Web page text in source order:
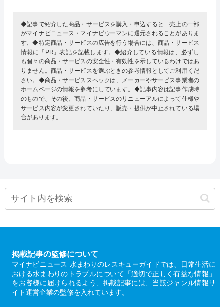
◆記事で紹介した商品・サービスを購入・申込すると、売上の一部
がマイナビニュース・マイナビウーマンに還元されることがありま
す。◆特定商品・サービスの広告を行う場合には、商品・サービス
情報に「PR」表記を記載します。◆紹介している情報は、必ずし
も個々の商品・サービスの安全性・有効性を示しているわけではあ
りません。商品・サービスを選ぶときの参考情報としてご利用くだ
さい。◆商品・サービススペックは、メーカーやサービス事業者の
ホームページの情報を参考にしています。◆記事内容は記事作成時
のもので、その後、商品・サービスのリニューアルによって仕様や
サービス内容が変更されていたり、販売・提供が中止されている場
合があります。
掲載記事の監修について
マイナビニュース 水まわりのレスキューガイドでは、日常生活に
おける水まわりのトラブルについて「適切で正しく有益な情報」
をお客様に届けられるよう、掲載記事には、当該ジャンル情報サ
イト運営企業の監修を入れています。